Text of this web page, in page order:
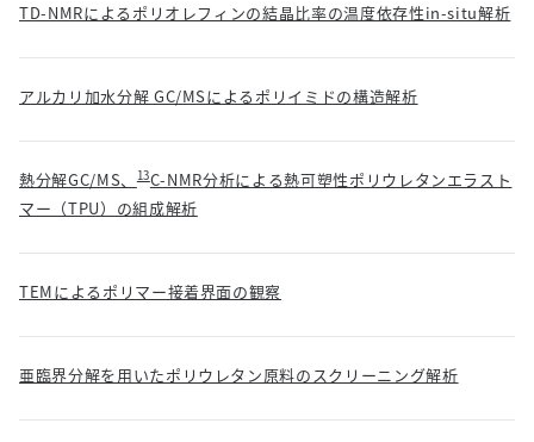
TD-NMRによるポリオレフィンの結晶比率の温度依存性in-situ解析
アルカリ加水分解 GC/MSによるポリイミドの構造解析
熱分解GC/MS、13C-NMR分析による熱可塑性ポリウレタンエラスト
マー（TPU）の組成解析
TEMによるポリマー接着界面の観察
亜臨界分解を用いたポリウレタン原料のスクリーニング解析